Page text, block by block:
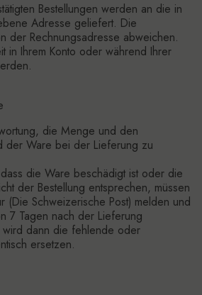
Bestellungen werden an die in
Adresse geliefert. Die
der Rechnungsadresse abweichen.
in Ihrem Konto oder während Ihrer
die Menge und den
der Ware bei der Lieferung zu
die Ware beschädigt ist oder die
der Bestellung entsprechen, müssen
(Die Schweizerische Post) melden und
7 Tagen nach der Lieferung
wird dann die fehlende oder
ersetzen.